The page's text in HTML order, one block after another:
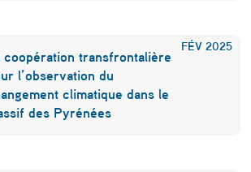
FÉV 2025
coopération transfrontalière
l’observation du
climatique dans le
des Pyrénées